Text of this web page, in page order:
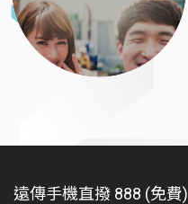
遠傳手機直撥 888 (免費)